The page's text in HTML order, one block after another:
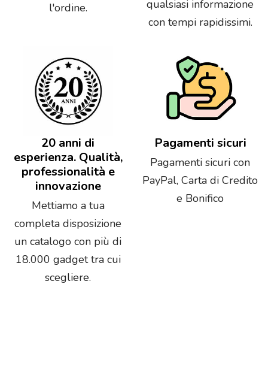
l'ordine.
qualsiasi informazione
con tempi rapidissimi.
20 anni di
esperienza. Qualità,
professionalità e
innovazione
Mettiamo a tua
completa disposizione
un catalogo con più di
18.000 gadget tra cui
scegliere.
Pagamenti sicuri
Pagamenti sicuri con
PayPal, Carta di Credito
e Bonifico